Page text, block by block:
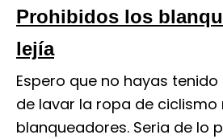
Prohibidos los
lejía
Espero que no hayas
de lavar la ropa de ciclismo
blanqueadores. Seria de lo